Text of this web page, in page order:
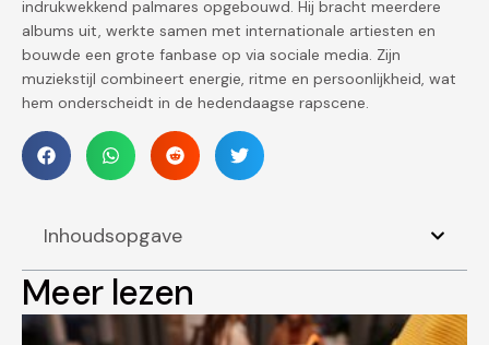
indrukwekkend palmares opgebouwd. Hij bracht meerdere
albums uit, werkte samen met internationale artiesten en
bouwde een grote fanbase op via sociale media. Zijn
muziekstijl combineert energie, ritme en persoonlijkheid, wat
hem onderscheidt in de hedendaagse rapscene.
Inhoudsopgave
Meer lezen